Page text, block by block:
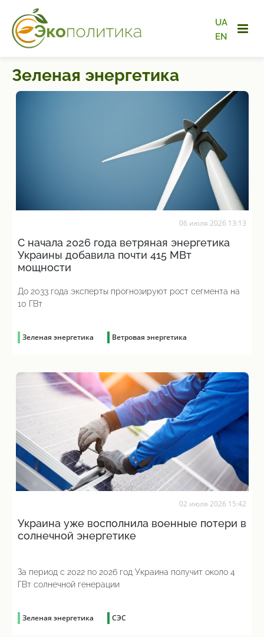
UA
EN
Зеленая энергетика
06 июля 2026 13:13
С начала 2026 года ветряная энергетика
Украины добавила почти 415 МВт
мощности
До 2033 года эксперты прогнозируют рост сегмента на
10 ГВт
Зеленая энергетика Ветровая энергетика
02 июля 2026 15:42
Украина уже восполнила военные потери в
солнечной энергетике
За период с 2022 по 2026 год Украина получит около 4
ГВт солнечной генерации
Зеленая энергетика СЭС